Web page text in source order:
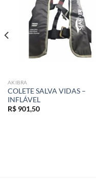
AKIBRA
COLETE SALVA VIDAS –
INFLÁVEL
R$901,50